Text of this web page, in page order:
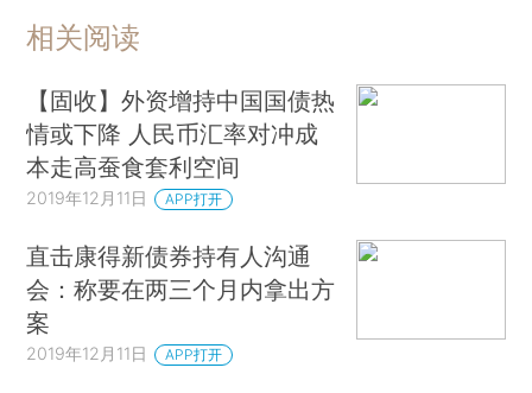
相关阅读
【固收】外资增持中国国债热
情或下降 人民币汇率对冲成
本走高蚕食套利空间
2019年12月11日 APP打开
直击康得新债券持有人沟通
会：称要在两三个月内拿出方
案
2019年12月11日 APP打开